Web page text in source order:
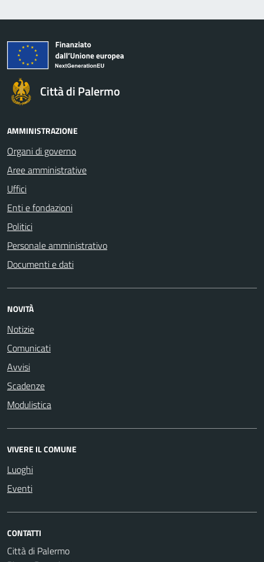
Città di Palermo
AMMINISTRAZIONE
Organi di governo
Aree amministrative
Uffici
Enti e fondazioni
Politici
Personale amministrativo
Documenti e dati
NOVITÀ
Notizie
Comunicati
Avvisi
Scadenze
Modulistica
VIVERE IL COMUNE
Luoghi
Eventi
CONTATTI
Città di Palermo